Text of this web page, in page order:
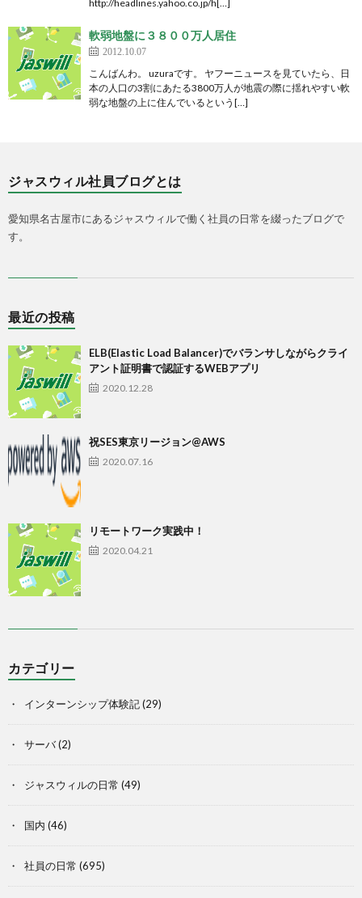
http://headlines.yahoo.co.jp/h[…]
軟弱地盤に３８００万人居住
2012.10.07
こんばんわ。 uzuraです。 ヤフーニュースを見ていたら、日
本の人口の3割にあたる3800万人が地震の際に揺れやすい軟
弱な地盤の上に住んでいるという[…]
ジャスウィル社員ブログとは
愛知県名古屋市にあるジャスウィルで働く社員の日常を綴ったブログで
す。
最近の投稿
ELB(Elastic Load Balancer)でバランサしながらクライ
アント証明書で認証するWEBアプリ
2020.12.28
祝SES東京リージョン@AWS
2020.07.16
リモートワーク実践中！
2020.04.21
カテゴリー
インターンシップ体験記(29)
サーバ(2)
ジャスウィルの日常 (49)
国内 (46)
社員の日常 (695)